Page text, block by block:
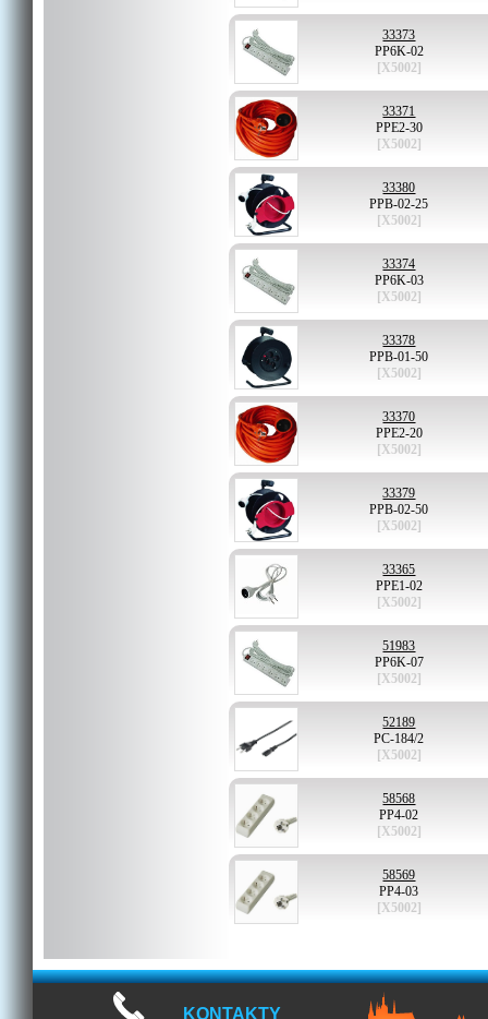
33373
PP6K-02
[X5002]
33371
PPE2-30
[X5002]
33380
PPB-02-25
[X5002]
33374
PP6K-03
[X5002]
33378
PPB-01-50
[X5002]
33370
PPE2-20
[X5002]
33379
PPB-02-50
[X5002]
33365
PPE1-02
[X5002]
51983
PP6K-07
[X5002]
52189
PC-184/2
[X5002]
58568
PP4-02
[X5002]
58569
PP4-03
[X5002]
KONTAKTY